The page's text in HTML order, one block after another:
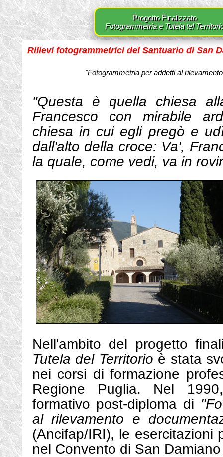
Progetto Finalizzato
Fotogrammetria e Tutela tel
Rilievi fotogrammetrici del Santuario di San
"Fotogrammetria per addetti al
"Questa è quella chiesa
Francesco con mirabile
chiesa in cui egli pregò e
dall'alto della croce: Va',
la quale, come vedi, va in
Nell'ambito del progetto
Tutela del Territorio è stata
nei corsi di formazione
Regione Puglia. Nel
formativo post-diploma di
al rilevamento e
(Ancifap/IRI), le esercitazioni
nel Convento di San